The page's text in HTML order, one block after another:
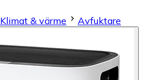
Klimat & värme Avfuktare